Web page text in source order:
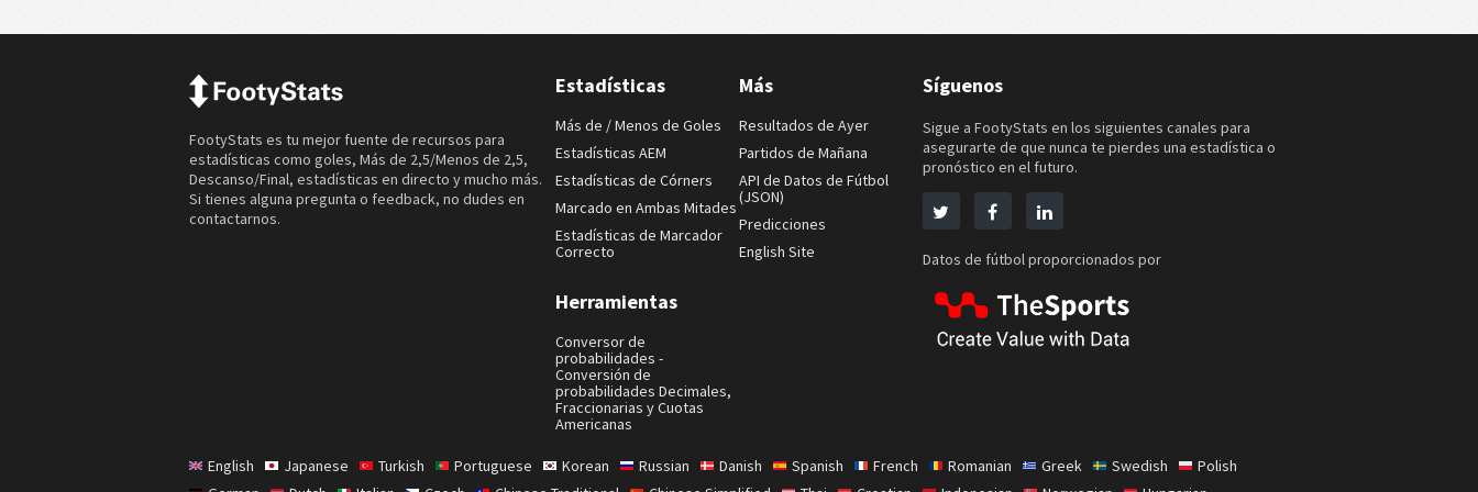
FootyStats es tu mejor fuente de recursos para
estadísticas como goles, Más de 2,5/Menos de 2,5,
Descanso/Final, estadísticas en directo y mucho más.
Si tienes alguna pregunta o feedback, no dudes en
contactarnos.
Estadísticas
Más de / Menos de Goles
Estadísticas AEM
Estadísticas de Córners
Marcado en Ambas Mitades
Estadísticas de Marcador
Correcto
Herramientas
Conversor de
probabilidades -
Conversión de
probabilidades Decimales,
Fraccionarias y Cuotas
Americanas
Más
Resultados de Ayer
Partidos de Mañana
API de Datos de Fútbol
(JSON)
Predicciones
English Site
Síguenos
Sigue a FootyStats en los siguientes canales para
asegurarte de que nunca te pierdes una estadística o
pronóstico en el futuro.
Datos de fútbol proporcionados por
English Japanese Turkish Portuguese Korean Russian Danish Spanish French Romanian Greek Swedish
Polish